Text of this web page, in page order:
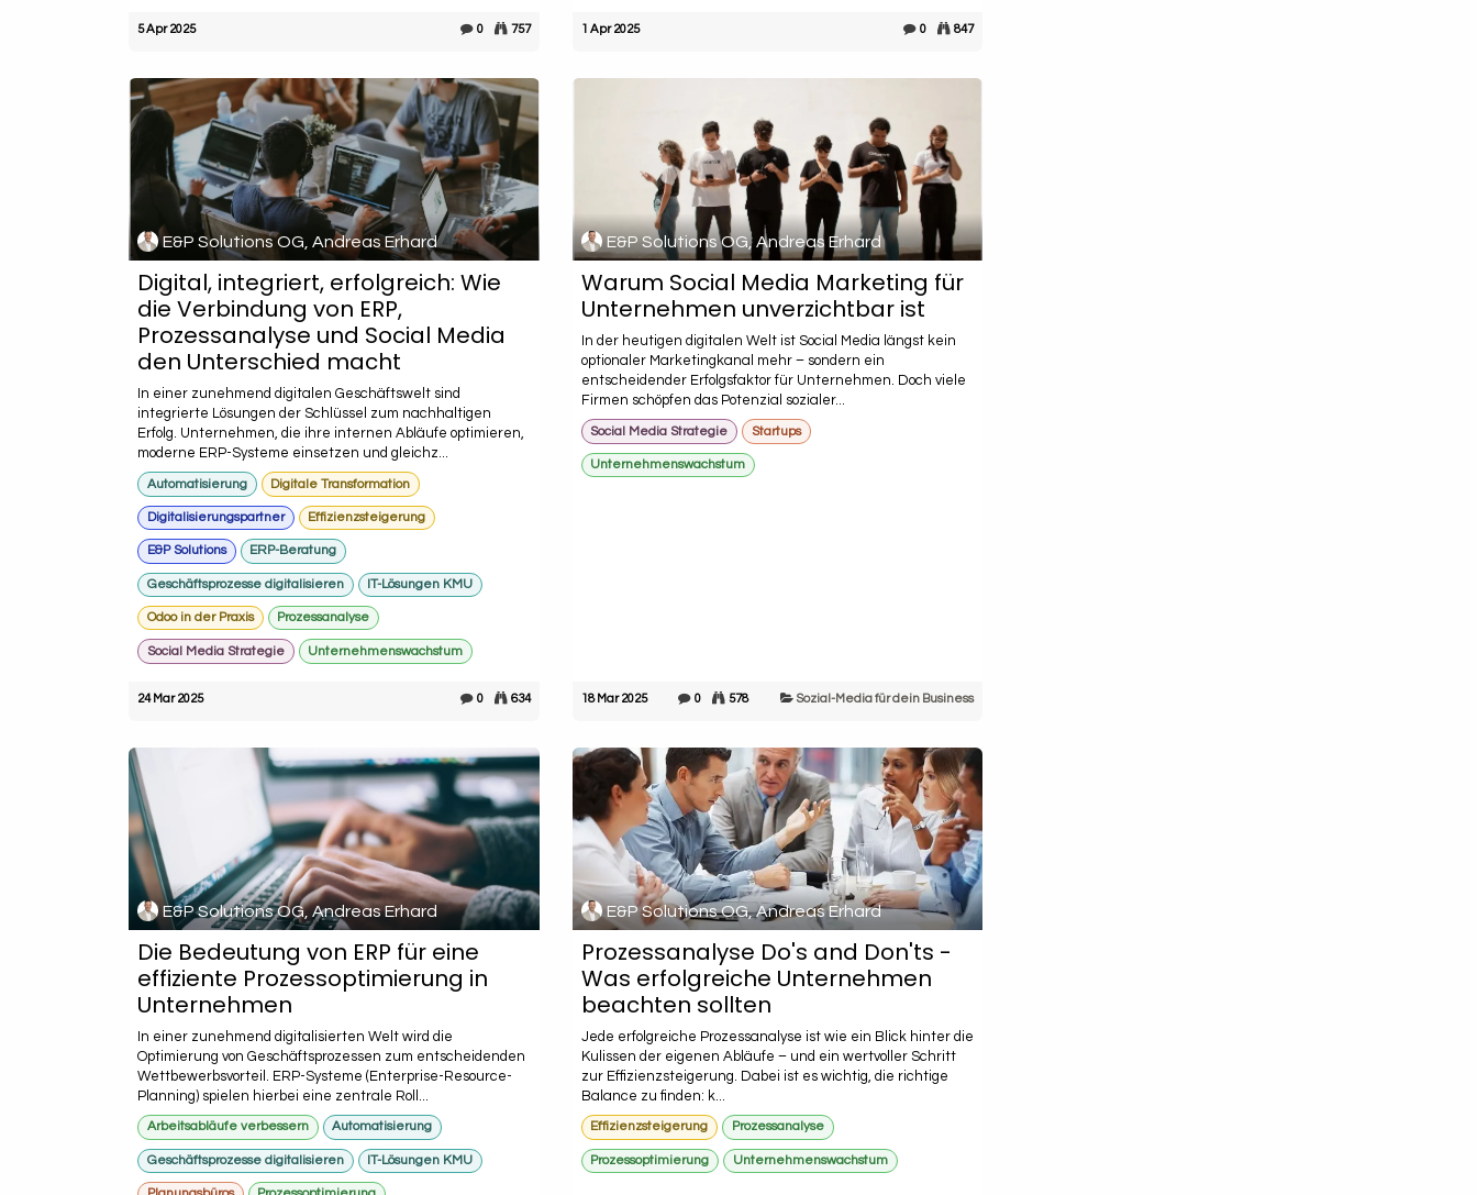
5 Apr 2025 0 757 1 Apr 2025 0 847
E&P Solutions OG, Andreas Erhard
Digital, integriert, erfolgreich: Wie
die Verbindung von ERP,
Prozessanalyse und Social Media
den Unterschied macht
In einer zunehmend digitalen Geschäftswelt sind
integrierte Lösungen der Schlüssel zum nachhaltigen
Erfolg. Unternehmen, die ihre internen Abläufe optimieren,
moderne ERP-Systeme einsetzen und gleichz...
Automatisierung Digitale Transformation
Digitalisierungspartner Effizienzsteigerung
E&P Solutions ERP-Beratung
Geschäftsprozesse digitalisieren IT-Lösungen KMU
Odoo in der Praxis Prozessanalyse
Social Media Strategie Unternehmenswachstum
24 Mar 2025 0 634
E&P Solutions OG, Andreas Erhard
Warum Social Media Marketing für
Unternehmen unverzichtbar ist
In der heutigen digitalen Welt ist Social Media längst kein
optionaler Marketingkanal mehr – sondern ein
entscheidender Erfolgsfaktor für Unternehmen. Doch viele
Firmen schöpfen das Potenzial sozialer...
Social Media Strategie Startups
Unternehmenswachstum
18 Mar 2025 0 578 Sozial-Media für dein Business
E&P Solutions OG, Andreas Erhard
Die Bedeutung von ERP für eine
effiziente Prozessoptimierung in
Unternehmen
In einer zunehmend digitalisierten Welt wird die
Optimierung von Geschäftsprozessen zum entscheidenden
Wettbewerbsvorteil. ERP-Systeme (Enterprise-Resource-
Planning) spielen hierbei eine zentrale Roll...
Arbeitsabläufe verbessern Automatisierung
Geschäftsprozesse digitalisieren IT-Lösungen KMU
E&P Solutions OG, Andreas Erhard
Prozessanalyse Do's and Don'ts -
Was erfolgreiche Unternehmen
beachten sollten
Jede erfolgreiche Prozessanalyse ist wie ein Blick hinter die
Kulissen der eigenen Abläufe – und ein wertvoller Schritt
zur Effizienzsteigerung. Dabei ist es wichtig, die richtige
Balance zu finden: k...
Effizienzsteigerung Prozessanalyse
Prozessoptimierung Unternehmenswachstum